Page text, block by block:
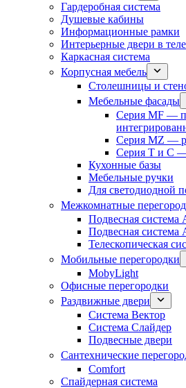
Гардеробная система
Душевые кабины
Информационные рамки
Интерьерные двери в
Каркасная система
Корпусная мебель
Столешницы и
Мебельные фасады
Серия MF —
Серия MZ —
Серия T и C
Кухонные базы
Мебельные ручки
Для светодиодной
Межкомнатные
Подвесная система
Подвесная система
Телескопическая
Мобильные перегородки
MobyLight
Офисные перегородки
Раздвижные двери
Система Вектор
Система Слайдер
Подвесные двери
Сантехнические
Comfort
Спайдерная система